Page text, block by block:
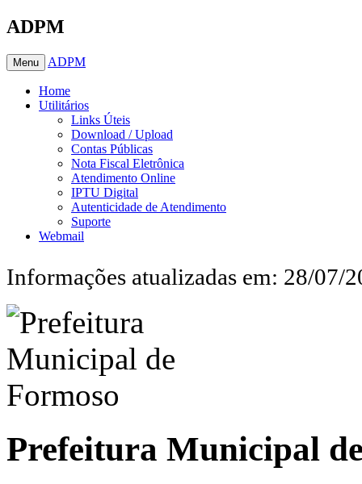
ADPM
Menu ADPM
Home
Utilitários
Links Úteis
Download / Upload
Contas Públicas
Nota Fiscal Eletrônica
Atendimento Online
IPTU Digital
Autenticidade de Atendimento
Suporte
Webmail
Informações atualizadas em: 28/07/
Prefeitura Municipal